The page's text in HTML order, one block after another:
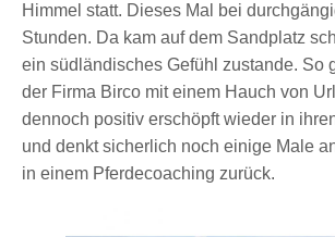
Himmel statt. Dieses Mal bei
Stunden. Da kam auf dem Sandplatz
ein südländisches Gefühl zustande. So
der Firma Birco mit einem Hauch von
dennoch positiv erschöpft wieder in
und denkt sicherlich noch einige Male
in einem Pferdecoaching zurück.